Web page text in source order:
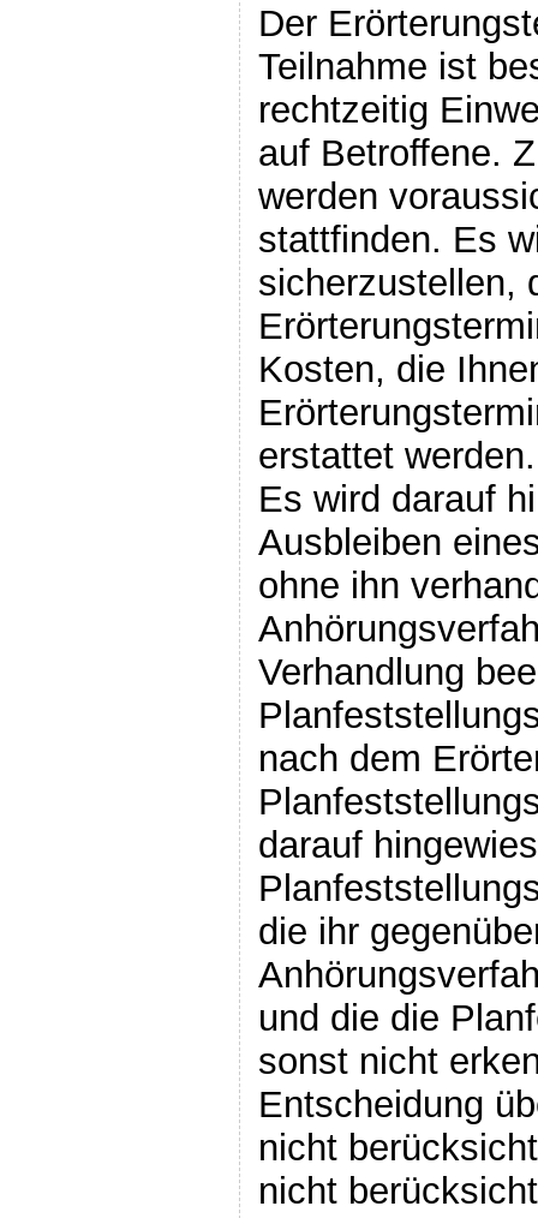
Der
Teilnahme ist
rechtzeitig
auf Betroffene.
werden
stattfinden. Es
sicherzustellen,
Kosten, die
erstattet werden.
Es wird darauf
Ausbleiben
ohne ihn
Verhandlung
nach dem
darauf
die ihr
und die die
sonst nicht
Entscheidung
nicht
nicht